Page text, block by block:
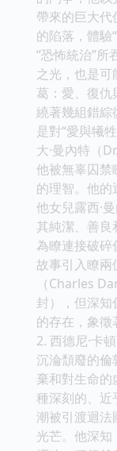
帶來的巨大
的陷落，體驗
“恐怖統治”所
之光，也是
葛：愛、復仇
繞著幾組錯綜
是對“愛與犧
大·曼內特（
他被無辜囚禁
的理智。他
他女兒露西·
其純潔、善良
為瞭連接破碎
故事引入瞭兩
（Charles
封），但深知
的存在，象徵
2. 西德尼·卡
沉淪頹廢的倫
棄和對生命
種深刻的、近
潮被引渡迴法
光芒。他深